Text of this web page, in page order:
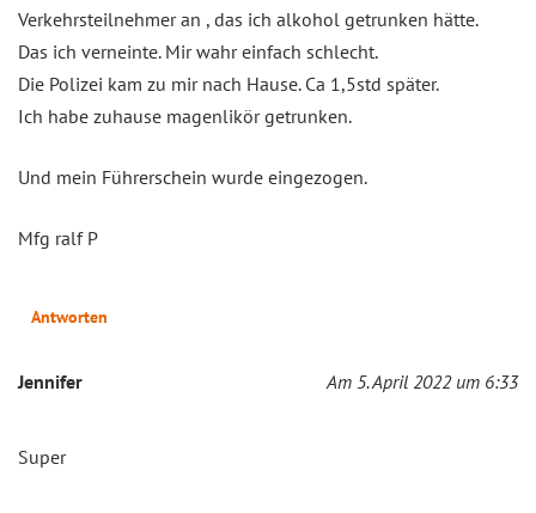
Verkehrsteilnehmer an , das ich alkohol getrunken hätte.
Das ich verneinte. Mir wahr einfach schlecht.
Die Polizei kam zu mir nach Hause. Ca 1,5std später.
Ich habe zuhause magenlikör getrunken.
Und mein Führerschein wurde eingezogen.
Mfg ralf P
Antworten
Jennifer Am 5. April 2022 um 6:33
Super